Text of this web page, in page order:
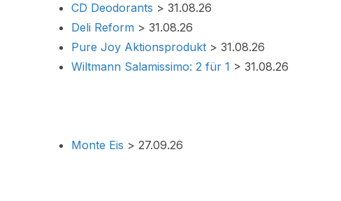
CD Deodorants > 31.08.26
Deli Reform > 31.08.26
Pure Joy Aktionsprodukt > 31.08.26
Wiltmann Salamissimo: 2 für 1 > 31.08.26
Monte Eis > 27.09.26